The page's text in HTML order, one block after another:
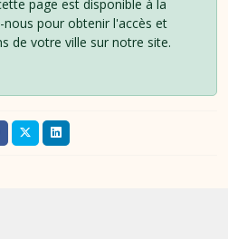
page est disponible à la
pour obtenir l'accès et
de votre ville sur notre site.